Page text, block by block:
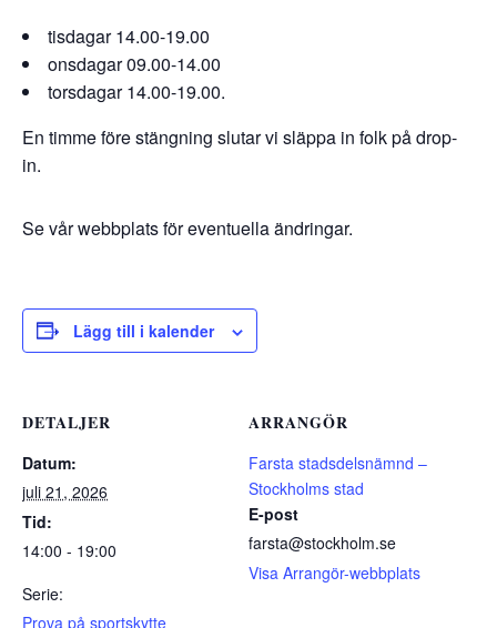
tisdagar 14.00-19.00
onsdagar 09.00-14.00
torsdagar 14.00-19.00.
En timme före stängning slutar vi släppa in folk på drop-
in.
Se vår webbplats för eventuella ändringar.
Lägg till i kalender
DETALJER
Datum:
juli 21, 2026
Tid:
14:00 - 19:00
Serie:
Prova på sportskytte
ARRANGÖR
Farsta stadsdelsnämnd –
Stockholms stad
E-post
farsta@stockholm.se
Visa Arrangör-webbplats